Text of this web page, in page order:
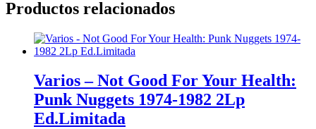
Productos relacionados
Varios – Not Good For Your Health:
Punk Nuggets 1974-1982 2Lp
Ed.Limitada